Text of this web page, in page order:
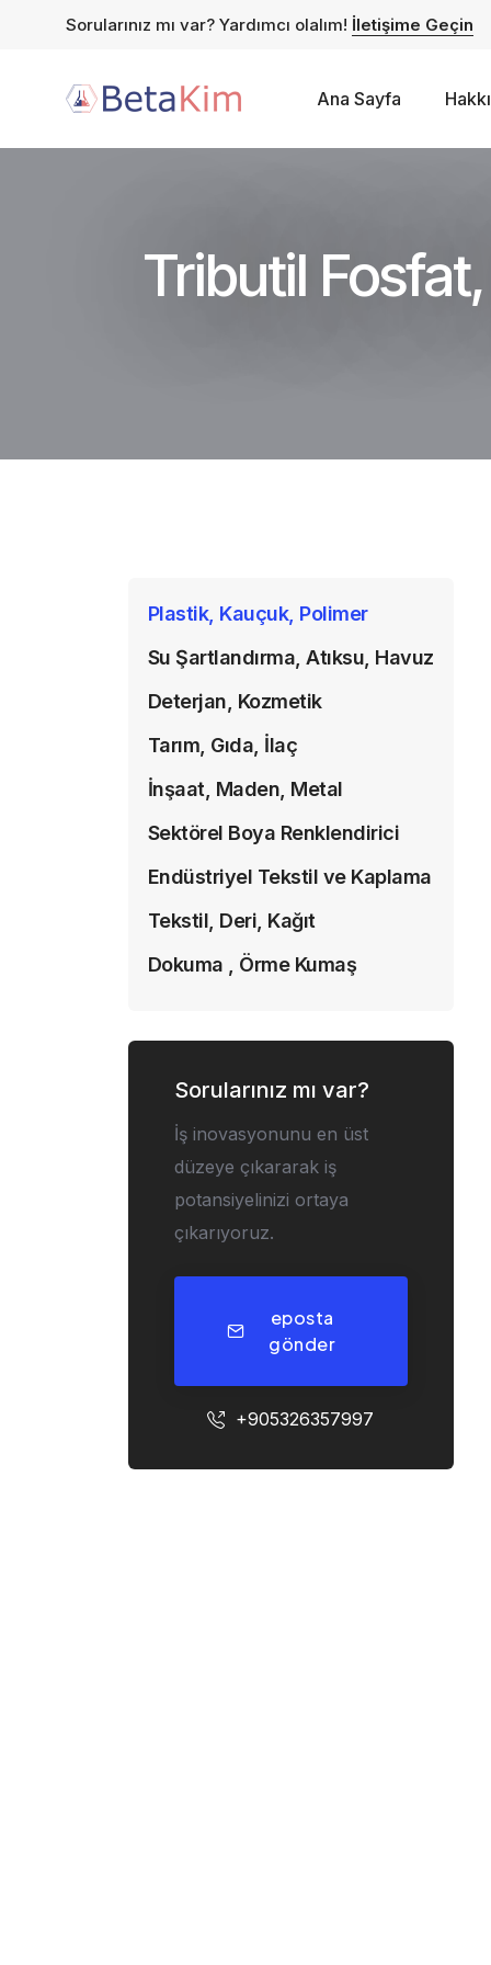
Sorularınız mı var? Yardımcı olalım! İletişime Geçin
Ana Sayfa
Tributil
Plastik, Kauçuk, Polimer
Su Şartlandırma, Atıksu, Havuz
Deterjan, Kozmetik
Tarım, Gıda, İlaç
İnşaat, Maden, Metal
Sektörel Boya Renklendirici
Endüstriyel Tekstil ve Kaplama
Tekstil, Deri, Kağıt
Dokuma , Örme Kumaş
Sorularınız mı var?
İş inovasyonunu en üst
düzeye çıkararak iş
potansiyelinizi ortaya
çıkarıyoruz.
eposta
gönder
+905326357997